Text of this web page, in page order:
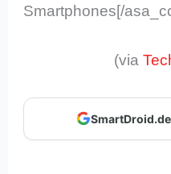
Smartphones[/
(via
SmartDroid.de